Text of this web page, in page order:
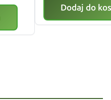
Dodaj do